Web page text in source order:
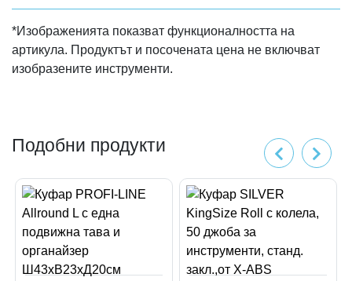
*Изображенията показват функционалността на
артикула. Продуктът и посочената цена не включват
изобразените инструменти.
Подобни продукти